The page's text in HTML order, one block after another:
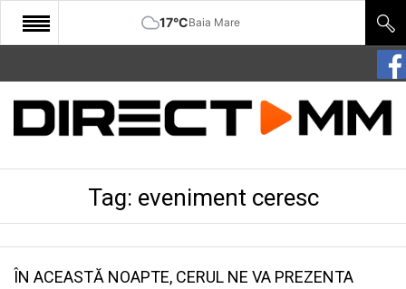
17°CBaia Mare
START
COMUNITATE
CULTURA
SANATATE
Tag: eveniment ceresc
ÎN ACEASTĂ NOAPTE, CERUL NE VA PREZENTA